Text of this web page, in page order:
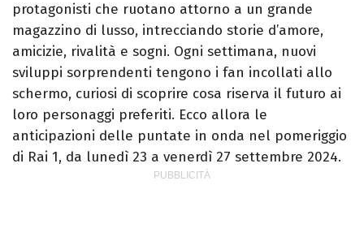
protagonisti che ruotano attorno a un grande
magazzino di lusso, intrecciando storie d’amore,
amicizie, rivalità e sogni. Ogni settimana, nuovi
sviluppi sorprendenti tengono i fan incollati allo
schermo, curiosi di scoprire cosa riserva il futuro ai
loro personaggi preferiti. Ecco allora le
anticipazioni delle puntate in onda nel pomeriggio
di Rai 1, da lunedì 23 a venerdì 27 settembre 2024.